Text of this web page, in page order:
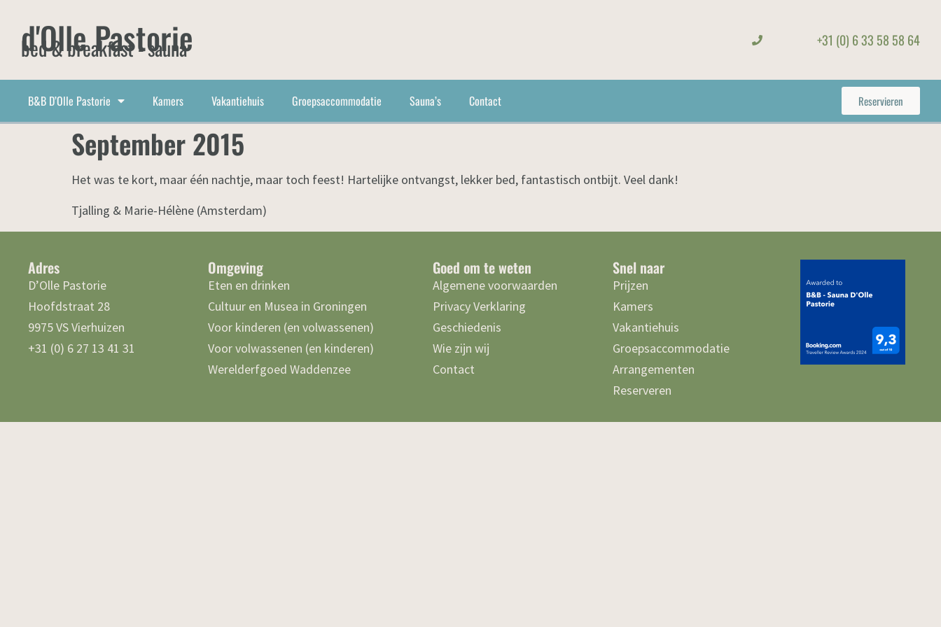
d'Olle Pastorie
bed & breakfast - sauna +31 (0) 6 33 58 58 64
B&B D’Olle Pastorie Kamers Vakantiehuis Groepsaccommodatie Sauna’s Contact Reservieren
September 2015
Het was te kort, maar één nachtje, maar toch feest! Hartelijke ontvangst, lekker bed, fantastisch ontbijt. Veel dank!
Tjalling & Marie-Hélène (Amsterdam)
Adres
D’Olle Pastorie
Hoofdstraat 28
9975 VS Vierhuizen
+31 (0) 6 27 13 41 31
Omgeving
Eten en drinken
Cultuur en Musea in Groningen
Voor kinderen (en volwassenen)
Voor volwassenen (en kinderen)
Werelderfgoed Waddenzee
Goed om te weten
Algemene voorwaarden
Privacy Verklaring
Geschiedenis
Wie zijn wij
Contact
Snel naar
Prijzen
Kamers
Vakantiehuis
Groepsaccommodatie
Arrangementen
Reserveren